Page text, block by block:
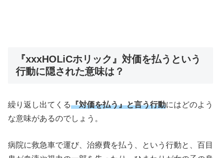
『xxxHOLiCホリック』対価を払うという
行動に隠された意味は？
繰り返し出てくる『対価を払う』と言う行動にはどのよう
な意味があるのでしょう。
病院に救急車で運び、治療費を払う、という行動と、百目